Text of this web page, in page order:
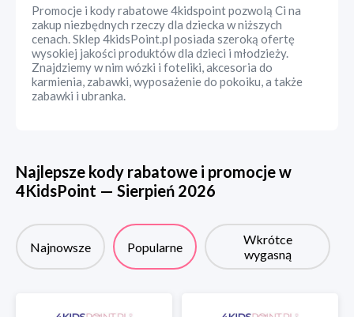
Promocje i kody rabatowe 4kidspoint pozwolą Ci na
zakup niezbędnych rzeczy dla dziecka w niższych
cenach. Sklep 4kidsPoint.pl posiada szeroką ofertę
wysokiej jakości produktów dla dzieci i młodzieży.
Znajdziemy w nim wózki i foteliki, akcesoria do
karmienia, zabawki, wyposażenie do pokoiku, a także
zabawki i ubranka.
Najlepsze kody rabatowe i promocje w
4KidsPoint — Sierpień 2026
Najnowsze Popularne
Wkrótce
wygasną